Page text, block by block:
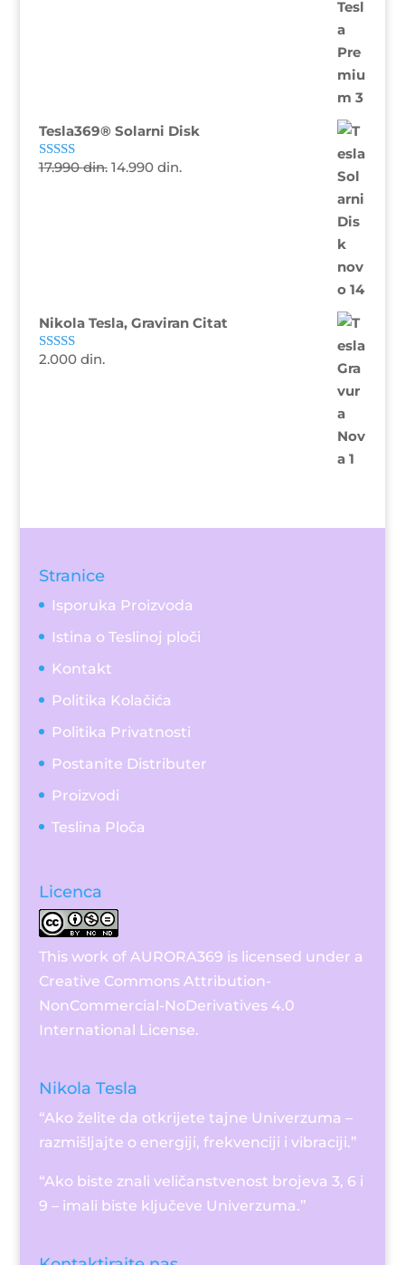
Tesla369® Solarni Disk
Ocenjeno sa
17.990din. 14.990 din.
Nikola Tesla, Graviran Citat
Ocenjeno sa
2.000 din.
Stranice
Isporuka Proizvoda
Istina o Teslinoj ploči
Kontakt
Politika Kolačića
Politika Privatnosti
Postanite Distributer
Proizvodi
Teslina Ploča
Licenca
This work of AURORA369 is licensed under a
Creative Commons Attribution-
NonCommercial-NoDerivatives 4.0
International License.
Nikola Tesla
“Ako želite da otkrijete tajne Univerzuma –
razmišljajte o energiji, frekvenciji i vibraciji.”
“Ako biste znali veličanstvenost brojeva 3, 6 i
9 – imali biste ključeve Univerzuma.”